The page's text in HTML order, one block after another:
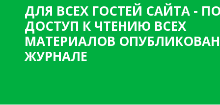
ДЛЯ ВСЕХ ГОСТЕЙ САЙТА -
ДОСТУП К ЧТЕНИЮ ВСЕХ
МАТЕРИАЛОВ
ЖУРНАЛЕ